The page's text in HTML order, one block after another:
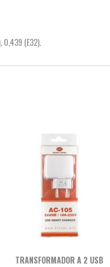
0,439 (E32).
TRANSFORMADOR A 2 USB